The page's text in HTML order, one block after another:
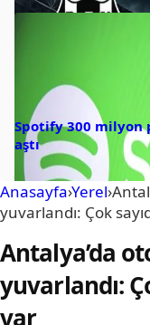
Spotify 300 milyon
aştı
Anasayfa›Yerel›
yuvarlandı: Çok
Antalya’da
yuvarlandı:
var